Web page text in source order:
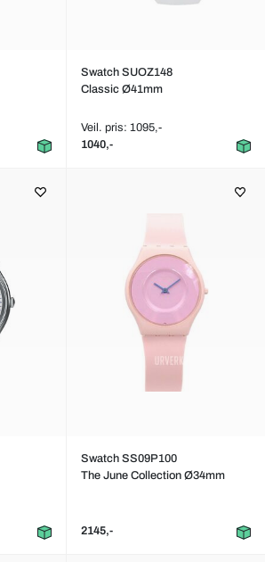
Swatch SUOZ148
Classic Ø41mm
Veil. pris: 1095,-
1040,-
Swatch SS09P100
The June Collection Ø34mm
2145,-